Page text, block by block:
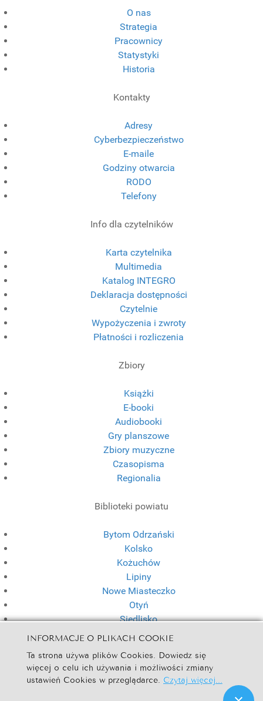
O nas
Strategia
Pracownicy
Statystyki
Historia
Kontakty
Adresy
Cyberbezpieczeństwo
E-maile
Godziny otwarcia
RODO
Telefony
Info dla czytelników
Karta czytelnika
Multimedia
Katalog INTEGRO
Deklaracja dostępności
Czytelnie
Wypożyczenia i zwroty
Płatności i rozliczenia
Zbiory
Książki
E-booki
Audiobooki
Gry planszowe
Zbiory muzyczne
Czasopisma
Regionalia
Biblioteki powiatu
Bytom Odrzański
Kolsko
Kożuchów
Lipiny
Nowe Miasteczko
Otyń
Siedlisko
DKK dla dzieci
INFORMACJE O PLIKACH COOKIE
Ta strona używa plików Cookies. Dowiedz się
więcej o celu ich używania i możliwości zmiany
ustawień Cookies w przeglądarce. Czytaj więcej...